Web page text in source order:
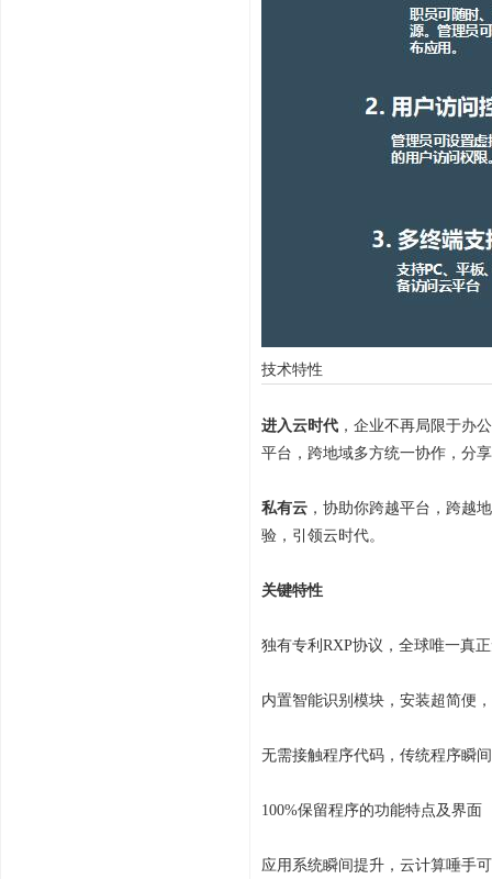
技术特性
进入云时代，企业不再局限于办
平台，跨地域多方统一协作，分
私有云，协助你跨越平台，跨越
验，引领云时代。
关键特性
独有专利RXP协议，全球唯一真
内置智能识别模块，安装超简便
无需接触程序代码，传统程序瞬
100%保留程序的功能特点及界面
应用系统瞬间提升，云计算唾手